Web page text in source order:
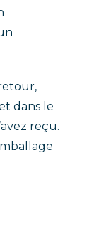
dans le
reçu.